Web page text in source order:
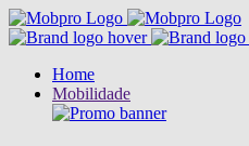
Home
Mobilidade